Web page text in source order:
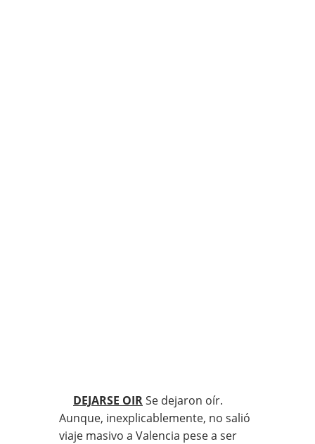
DEJARSE OIRSe dejaron oír.
Aunque, inexplicablemente, no salió
viaje masivo a Valencia pese a ser